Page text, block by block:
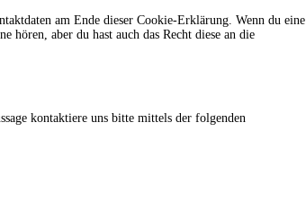
am Ende dieser Cookie-Erklärung. Wenn du eine
hören, aber du hast auch das Recht diese an die
kontaktiere uns bitte mittels der folgenden